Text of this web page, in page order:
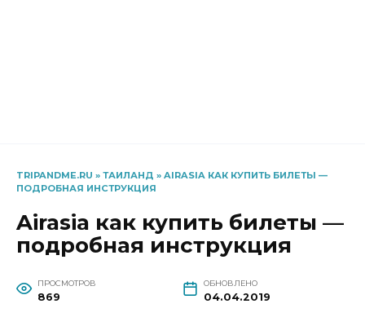
TRIPANDME.RU » ТАИЛАНД » AIRASIA КАК КУПИТЬ БИЛЕТЫ —
ПОДРОБНАЯ ИНСТРУКЦИЯ
Airasia как купить билеты —
подробная инструкция
ПРОСМОТРОВ
869
ОБНОВЛЕНО
04.04.2019